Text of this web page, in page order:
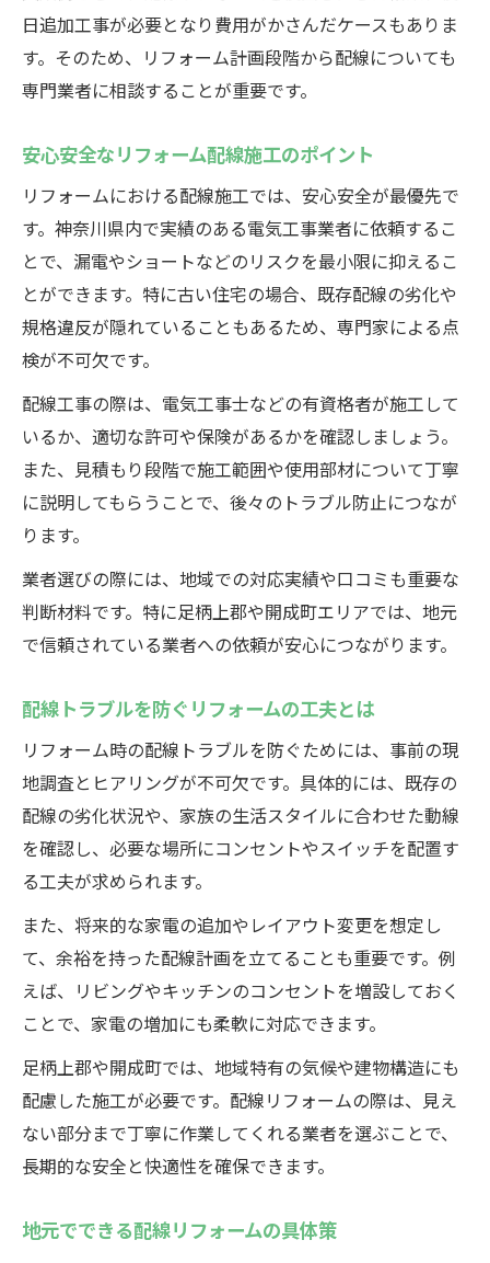
日追加工事が必要となり費用がかさんだケースもありま
す。そのため、リフォーム計画段階から配線についても
専門業者に相談することが重要です。
安心安全なリフォーム配線施工のポイント
リフォームにおける配線施工では、安心安全が最優先で
す。神奈川県内で実績のある電気工事業者に依頼するこ
とで、漏電やショートなどのリスクを最小限に抑えるこ
とができます。特に古い住宅の場合、既存配線の劣化や
規格違反が隠れていることもあるため、専門家による点
検が不可欠です。
配線工事の際は、電気工事士などの有資格者が施工して
いるか、適切な許可や保険があるかを確認しましょう。
また、見積もり段階で施工範囲や使用部材について丁寧
に説明してもらうことで、後々のトラブル防止につなが
ります。
業者選びの際には、地域での対応実績や口コミも重要な
判断材料です。特に足柄上郡や開成町エリアでは、地元
で信頼されている業者への依頼が安心につながります。
配線トラブルを防ぐリフォームの工夫とは
リフォーム時の配線トラブルを防ぐためには、事前の現
地調査とヒアリングが不可欠です。具体的には、既存の
配線の劣化状況や、家族の生活スタイルに合わせた動線
を確認し、必要な場所にコンセントやスイッチを配置す
る工夫が求められます。
また、将来的な家電の追加やレイアウト変更を想定し
て、余裕を持った配線計画を立てることも重要です。例
えば、リビングやキッチンのコンセントを増設しておく
ことで、家電の増加にも柔軟に対応できます。
足柄上郡や開成町では、地域特有の気候や建物構造にも
配慮した施工が必要です。配線リフォームの際は、見え
ない部分まで丁寧に作業してくれる業者を選ぶことで、
長期的な安全と快適性を確保できます。
地元でできる配線リフォームの具体策